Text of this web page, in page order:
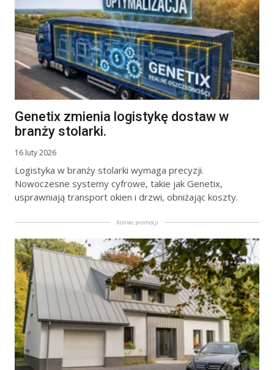
Genetix zmienia logistykę dostaw w
branży stolarki.
16 luty 2026
Logistyka w branży stolarki wymaga precyzji.
Nowoczesne systemy cyfrowe, takie jak Genetix,
usprawniają transport okien i drzwi, obniżając koszty.
Koniec promocji